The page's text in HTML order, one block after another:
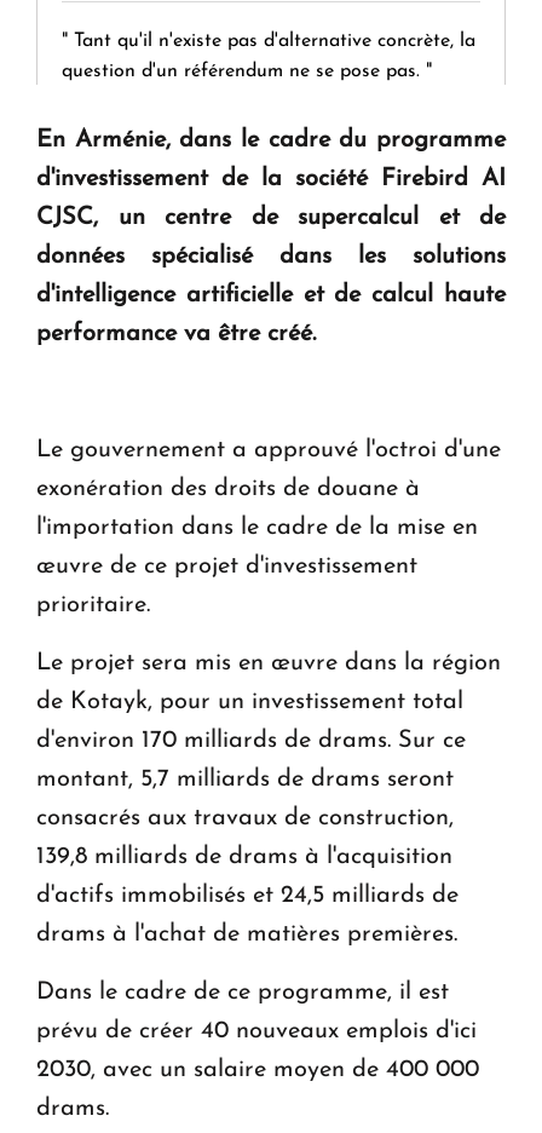
" Tant qu'il n'existe pas d'alternative concrète, la
question d'un référendum ne se pose pas. "
KASA : 30 ans d'audace, de résilience et d'avenir
en Arménie
Le premier hôtel Hyatt Regency d'Arménie
ouvrira ses portes à Dilijan
En Arménie, dans le cadre du programme
d'investissement de la société Firebird AI
CJSC, un centre de supercalcul et de
données spécialisé dans les solutions
d'intelligence artificielle et de calcul haute
performance va être créé.
Le gouvernement a approuvé l'octroi d'une
exonération des droits de douane à
l'importation dans le cadre de la mise en
œuvre de ce projet d'investissement
prioritaire.
Le projet sera mis en œuvre dans la région
de Kotayk, pour un investissement total
d'environ 170 milliards de drams. Sur ce
montant, 5,7 milliards de drams seront
consacrés aux travaux de construction,
139,8 milliards de drams à l'acquisition
d'actifs immobilisés et 24,5 milliards de
drams à l'achat de matières premières.
Dans le cadre de ce programme, il est
prévu de créer 40 nouveaux emplois d'ici
2030, avec un salaire moyen de 400 000
drams.